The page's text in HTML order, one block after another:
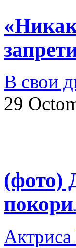
В свои
29
(фото)